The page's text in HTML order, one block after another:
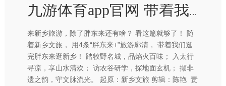
九游体育app官网 带着我们逛完胖东来逛新乡！ 踏牧野名城-九游体育app官网下载IOS/安卓全站最新版下载
来新乡旅游，除了胖东来还有啥？ 看这篇就够了！ 随
着新乡文旅， 用4条“胖东来+”旅游廓清， 带着我们逛
完胖东来逛新乡！ 踏牧野名城，品焰火百味； 入太行
寻凉，享山水清欢； 访农谷研学，探地面玄机； 撷非
遗之韵，守文脉流光。 起原：新乡文旅 剪辑：陈艳 责